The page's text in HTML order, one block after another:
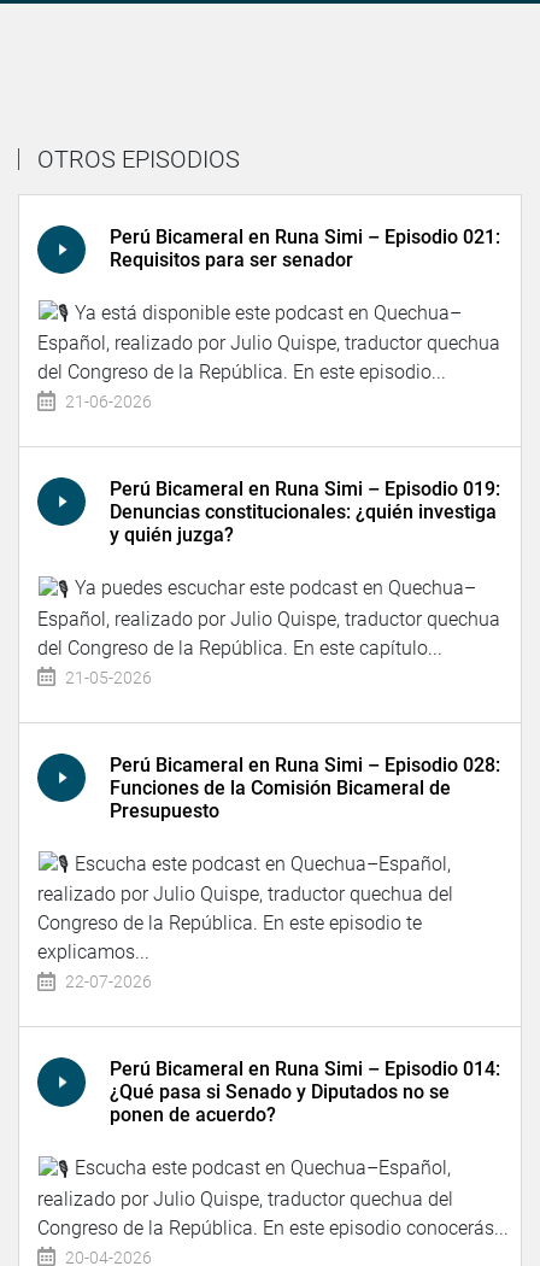
OTROS EPISODIOS
Perú Bicameral en Runa Simi – Episodio 021:
Requisitos para ser senador
Ya está disponible este podcast en Quechua–
Español, realizado por Julio Quispe, traductor quechua
del Congreso de la República. En este episodio...
21-06-2026
Perú Bicameral en Runa Simi – Episodio 019:
Denuncias constitucionales: ¿quién investiga
y quién juzga?
Ya puedes escuchar este podcast en Quechua–
Español, realizado por Julio Quispe, traductor quechua
del Congreso de la República. En este capítulo...
21-05-2026
Perú Bicameral en Runa Simi – Episodio 028:
Funciones de la Comisión Bicameral de
Presupuesto
Escucha este podcast en Quechua–Español,
realizado por Julio Quispe, traductor quechua del
Congreso de la República. En este episodio te
explicamos...
22-07-2026
Perú Bicameral en Runa Simi – Episodio 014:
¿Qué pasa si Senado y Diputados no se
ponen de acuerdo?
Escucha este podcast en Quechua–Español,
realizado por Julio Quispe, traductor quechua del
Congreso de la República. En este episodio conocerás...
20-04-2026